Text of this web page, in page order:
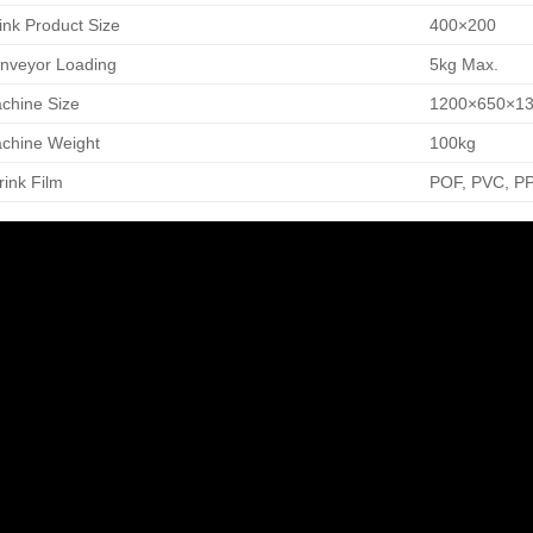
Product Size 400×200
Loading 5kg Max.
Size
Weight 100kg
Film POF, PVC,